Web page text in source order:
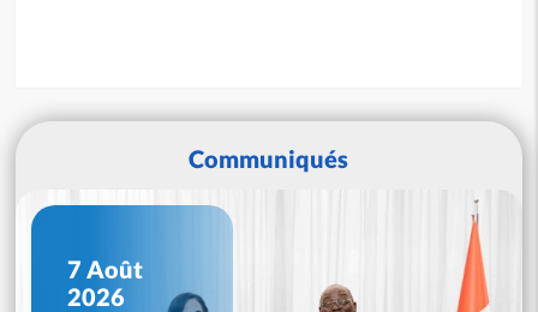
Communiqués
7 Août
2026